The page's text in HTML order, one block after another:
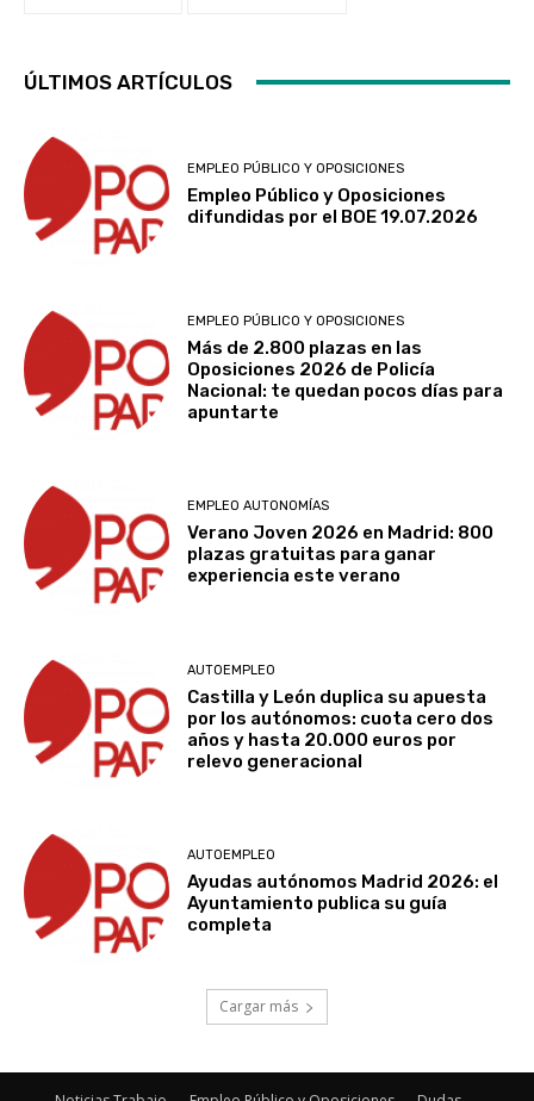
ÚLTIMOS ARTÍCULOS
EMPLEO PÚBLICO Y OPOSICIONES
Empleo Público y Oposiciones
difundidas por el BOE 19.07.2026
EMPLEO PÚBLICO Y OPOSICIONES
Más de 2.800 plazas en las
Oposiciones 2026 de Policía
Nacional: te quedan pocos días para
apuntarte
EMPLEO AUTONOMÍAS
Verano Joven 2026 en Madrid: 800
plazas gratuitas para ganar
experiencia este verano
AUTOEMPLEO
Castilla y León duplica su apuesta
por los autónomos: cuota cero dos
años y hasta 20.000 euros por
relevo generacional
AUTOEMPLEO
Ayudas autónomos Madrid 2026: el
Ayuntamiento publica su guía
completa
Cargar más